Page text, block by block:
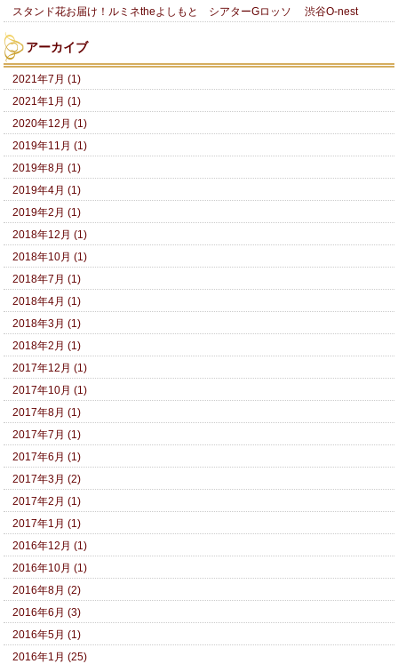
スタンド花お届け！ルミネtheよしもと シアターGロッソ 渋谷O-nest
アーカイブ
2021年7月 (1)
2021年1月 (1)
2020年12月 (1)
2019年11月 (1)
2019年8月 (1)
2019年4月 (1)
2019年2月 (1)
2018年12月 (1)
2018年10月 (1)
2018年7月 (1)
2018年4月 (1)
2018年3月 (1)
2018年2月 (1)
2017年12月 (1)
2017年10月 (1)
2017年8月 (1)
2017年7月 (1)
2017年6月 (1)
2017年3月 (2)
2017年2月 (1)
2017年1月 (1)
2016年12月 (1)
2016年10月 (1)
2016年8月 (2)
2016年6月 (3)
2016年5月 (1)
2016年1月 (25)